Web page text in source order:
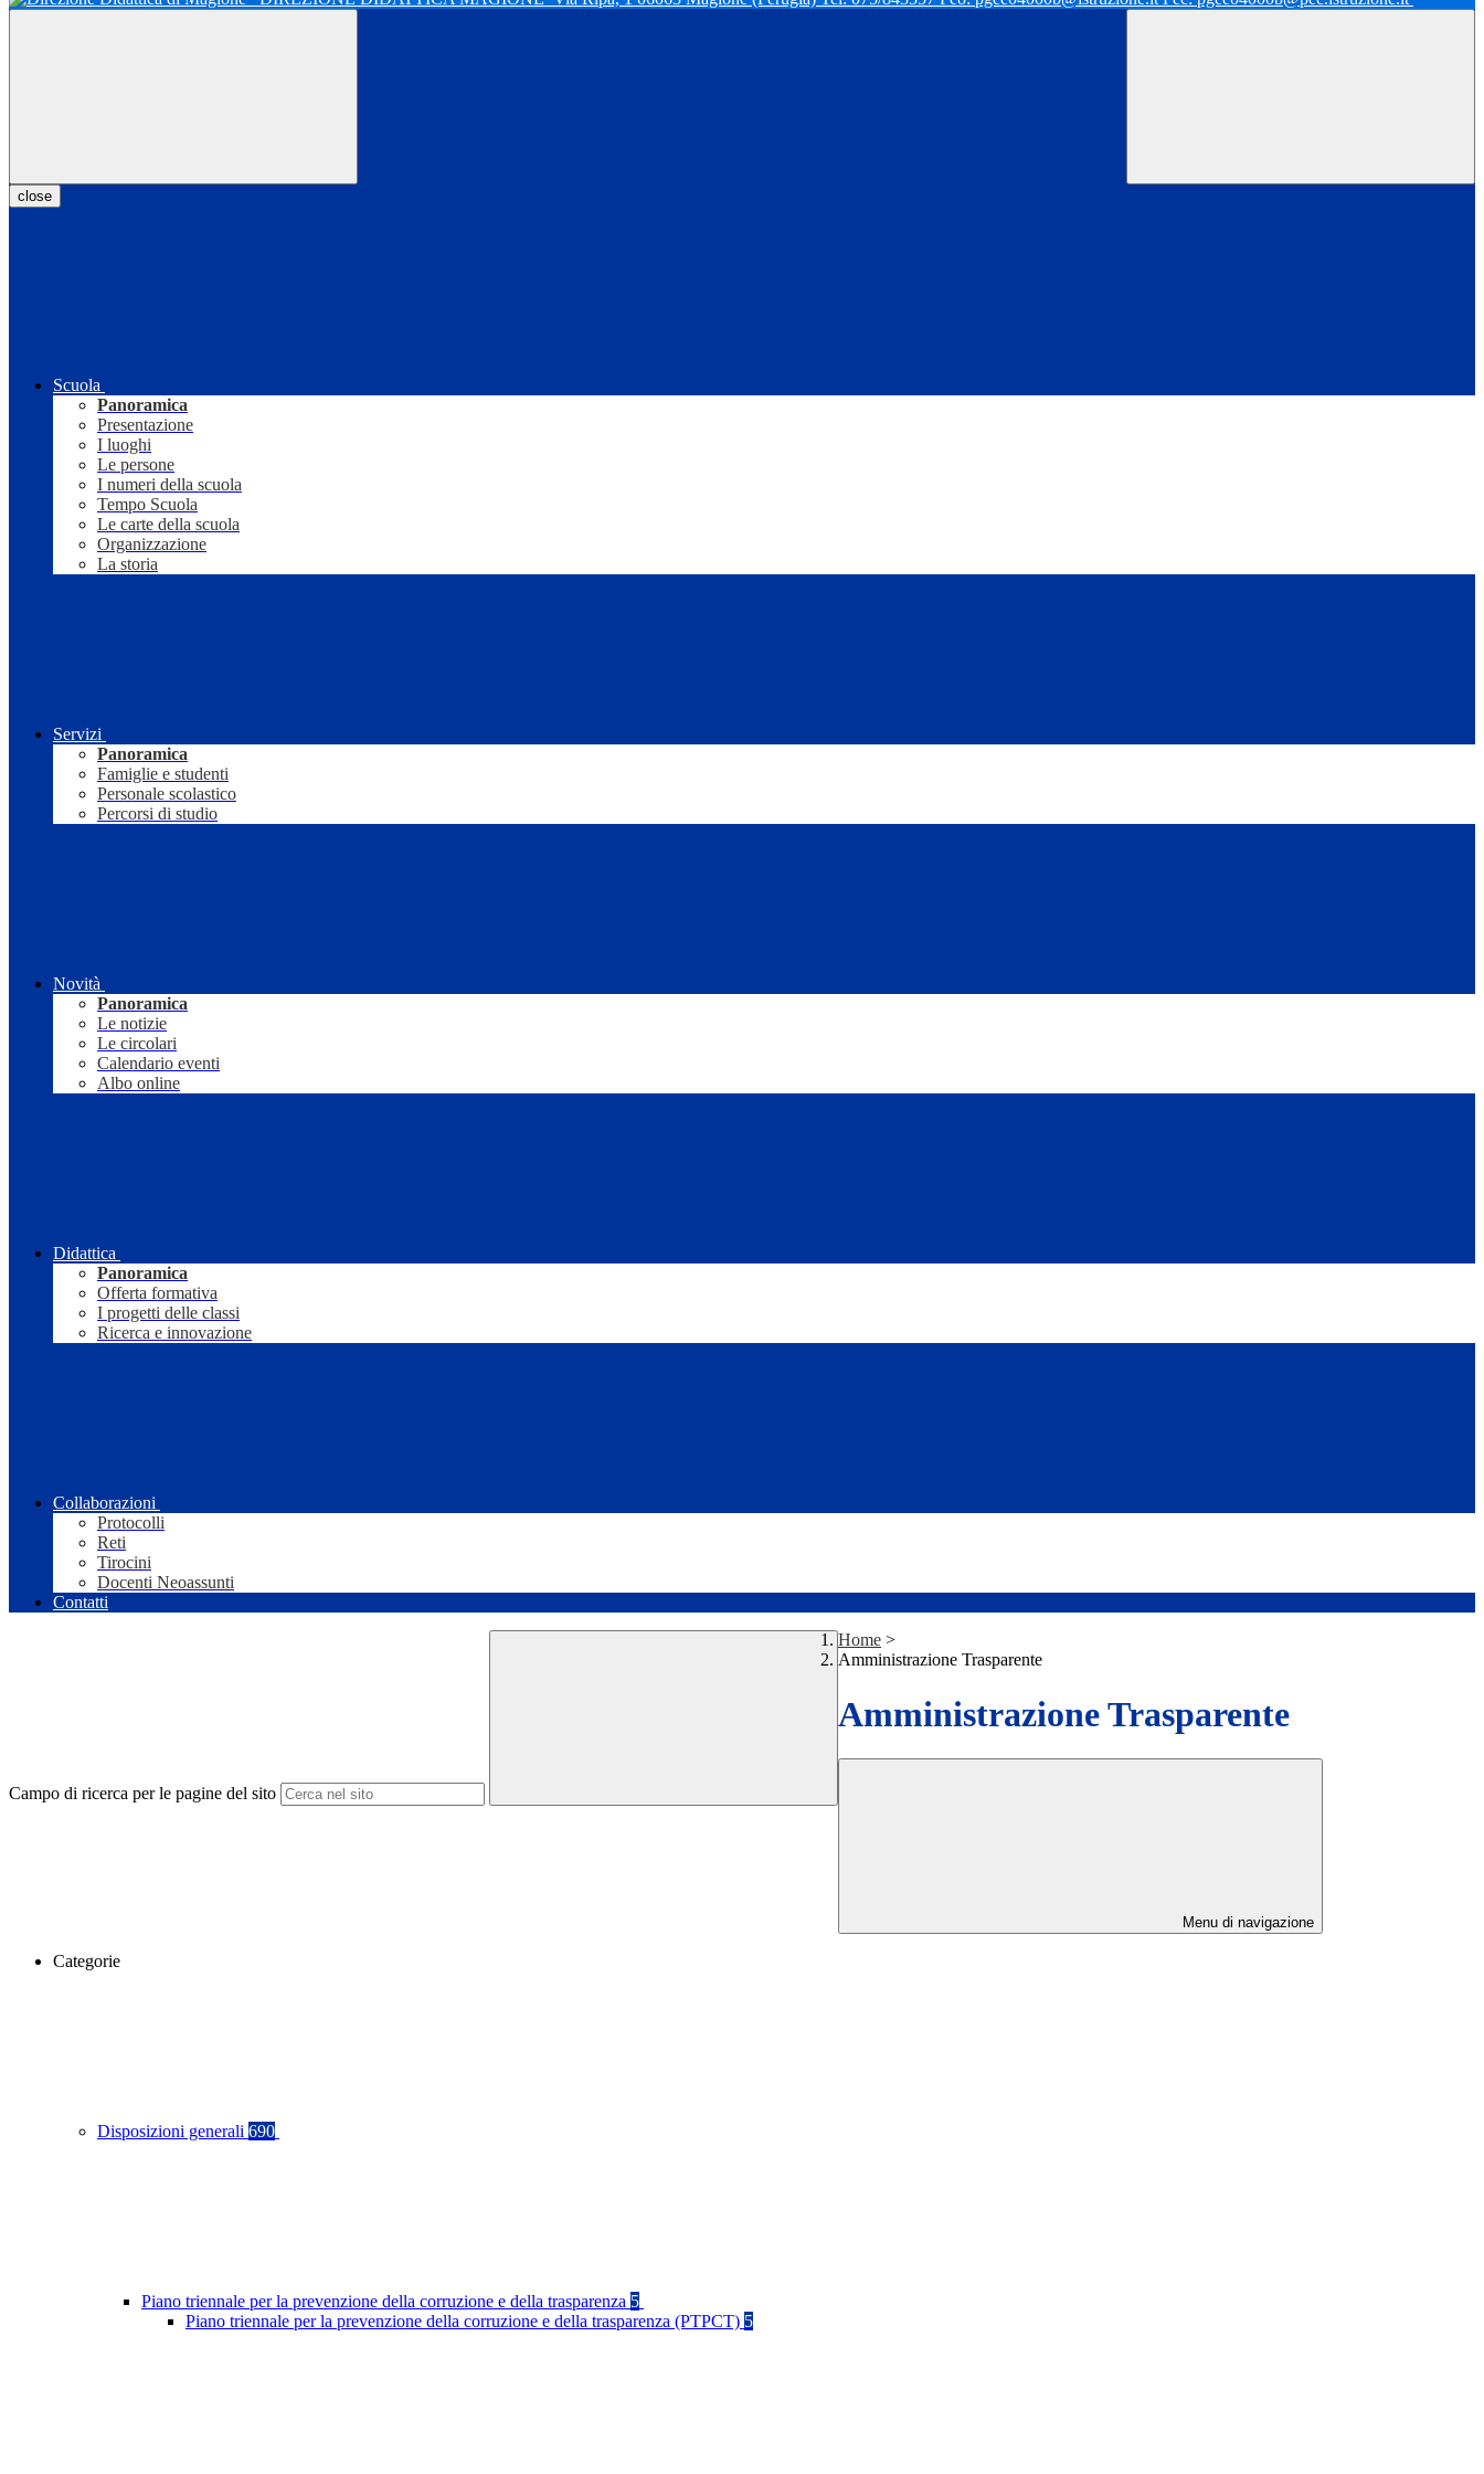
close
Scuola
Panoramica
Presentazione
I luoghi
Le persone
I numeri della scuola
Tempo Scuola
Le carte della scuola
Organizzazione
La storia
Servizi
Panoramica
Famiglie e studenti
Personale scolastico
Percorsi di studio
Novità
Panoramica
Le notizie
Le circolari
Calendario eventi
Albo online
Didattica
Panoramica
Offerta formativa
I progetti delle classi
Ricerca e innovazione
Collaborazioni
Protocolli
Reti
Tirocini
Docenti Neoassunti
Contatti
Campo di ricerca per le pagine del sito
Home >
Amministrazione Trasparente
Amministrazione Trasparente
Menu di navigazione
Categorie
Disposizioni generali 690
Piano triennale per la prevenzione della corruzione e della trasparenza 5
Piano triennale per la prevenzione della corruzione e della trasparenza (PTPCT) 5